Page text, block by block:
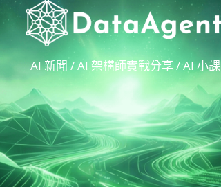
AI 新聞 / AI 架構師實戰分享 / AI 小課